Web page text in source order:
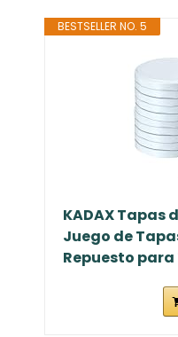
BESTSELLER NO. 5
KADAX Tapas
Juego de
Repuesto para